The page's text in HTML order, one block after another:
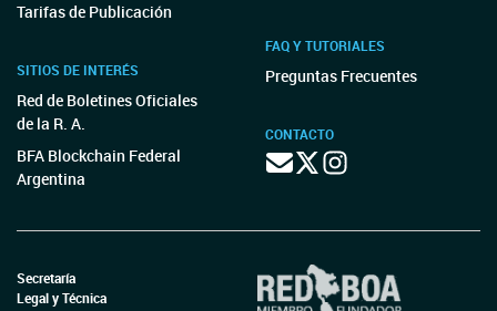
Tarifas de Publicación
SITIOS DE INTERÉS
Red de Boletines Oficiales
de la R. A.
BFA Blockchain Federal
Argentina
FAQ Y TUTORIALES
Preguntas Frecuentes
CONTACTO
Secretaría
Legal y Técnica